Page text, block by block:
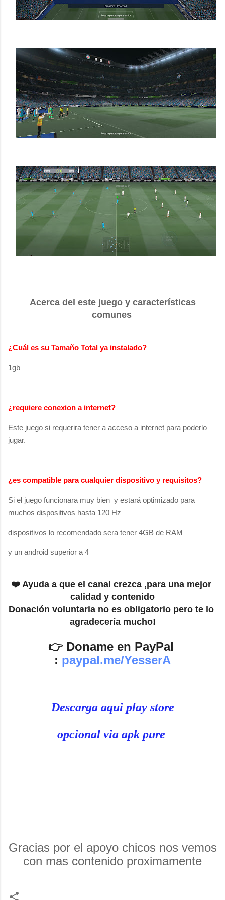
Acerca del este juego y características
comunes
¿Cuál es su Tamaño Total ya instalado?
1gb
¿requiere conexion a internet?
Este juego si requerira tener a acceso a internet para poderlo
jugar.
¿es compatible para cualquier dispositivo y requisitos?
Si el juego funcionara muy bien y estará optimizado para
muchos dispositivos hasta 120 Hz
dispositivos lo recomendado sera tener 4GB de RAM
y un android superior a 4
❤️ Ayuda a que el canal crezca ,para una mejor
calidad y contenido
Donación voluntaria no es obligatorio pero te lo
agradecería mucho!
👉 Doname en PayPal
: paypal.me/YesserA
Descarga aqui play store
opcional via apk pure
Gracias por el apoyo chicos nos vemos
con mas contenido proximamente